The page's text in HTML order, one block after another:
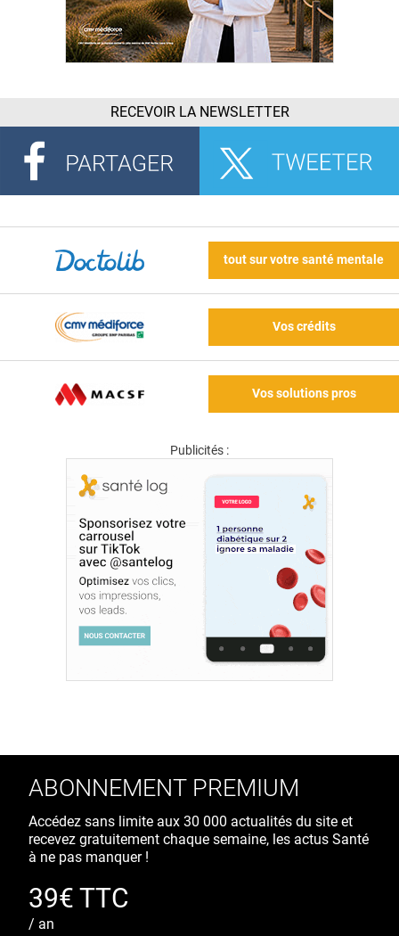
RECEVOIR LA NEWSLETTER
tout sur votre santé mentale
Vos crédits
Vos solutions pros
Publicités :
ABONNEMENT PREMIUM
Accédez sans limite aux 30 000 actualités du site et
recevez gratuitement chaque semaine, les actus Santé
à ne pas manquer !
39€ TTC
/ an